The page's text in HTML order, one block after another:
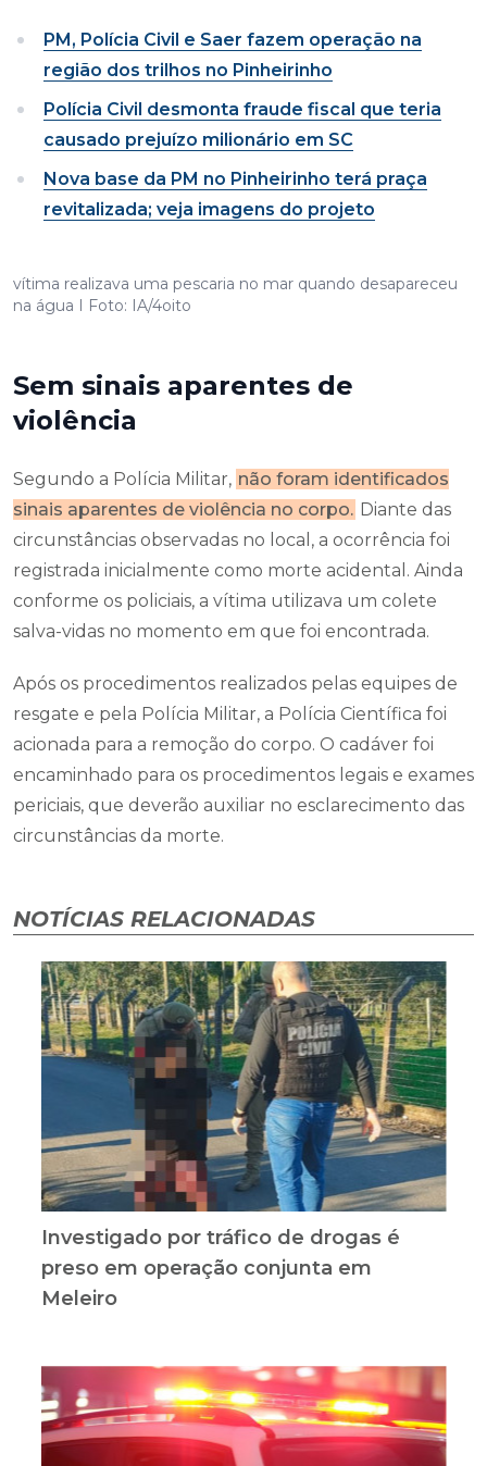
PM, Polícia Civil e Saer fazem operação na
região dos trilhos no Pinheirinho
Polícia Civil desmonta fraude fiscal que teria
causado prejuízo milionário em SC
Nova base da PM no Pinheirinho terá praça
revitalizada; veja imagens do projeto
vítima realizava uma pescaria no mar quando desapareceu
na água I Foto: IA/4oito
Sem sinais aparentes de
violência
Segundo a Polícia Militar, não foram identificados
sinais aparentes de violência no corpo. Diante das
circunstâncias observadas no local, a ocorrência foi
registrada inicialmente como morte acidental. Ainda
conforme os policiais, a vítima utilizava um colete
salva-vidas no momento em que foi encontrada.
Após os procedimentos realizados pelas equipes de
resgate e pela Polícia Militar, a Polícia Científica foi
acionada para a remoção do corpo. O cadáver foi
encaminhado para os procedimentos legais e exames
periciais, que deverão auxiliar no esclarecimento das
circunstâncias da morte.
NOTÍCIAS RELACIONADAS
Investigado por tráfico de drogas é
preso em operação conjunta em
Meleiro